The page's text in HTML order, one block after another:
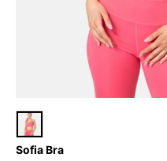
Sofia Bra